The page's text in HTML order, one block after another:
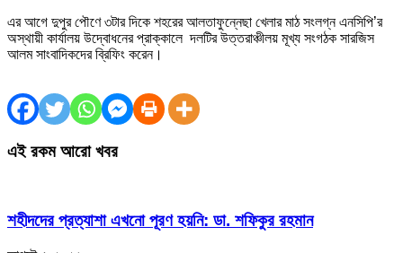
এর আগে দুপুর পৌণে ৩টার দিকে শহরের আলতাফুন্নেছা খেলার মাঠ সংলগ্ন এনসিপি’র
অস্থায়ী কার্যালয় উদ্বোধনের প্রাক্কালে দলটির উত্তরাঞ্চীলয় মূখ্য সংগঠক সারজিস
আলম সাংবাদিকদের ব্রিফিং করেন।
এই রকম আরো খবর
শহীদদের প্রত্যাশা এখনো পূরণ হয়নি: ডা. শফিকুর রহমান